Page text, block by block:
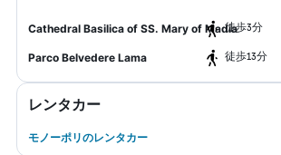
Cathedral Basilica of SS. Mary of Madia​徒歩3分
Parco Belvedere Lama ​徒歩13分
レンタカー
モノーポリのレンタカー